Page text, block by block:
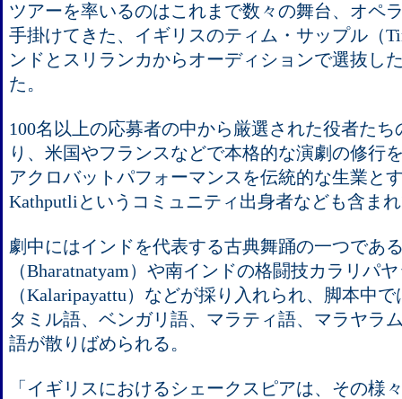
ツアーを率いるのはこれまで数々の舞台、オペ
手掛けてきた、イギリスのティム・サップル（
ンドとスリランカからオーディションで選抜し
た。
100名以上の応募者の中から厳選された役者た
り、米国やフランスなどで本格的な演劇の修行
アクロバットパフォーマンスを伝統的な生業と
Kathputliというコミュニティ出身者なども含ま
劇中にはインドを代表する古典舞踊の一つであ
（Bharatnatyam）や南インドの格闘技カラリパ
（Kalaripayattu）などが採り入れられ、脚本中
タミル語、ベンガリ語、マラティ語、マラヤラ
語が散りばめられる。
「イギリスにおけるシェークスピアは、その様